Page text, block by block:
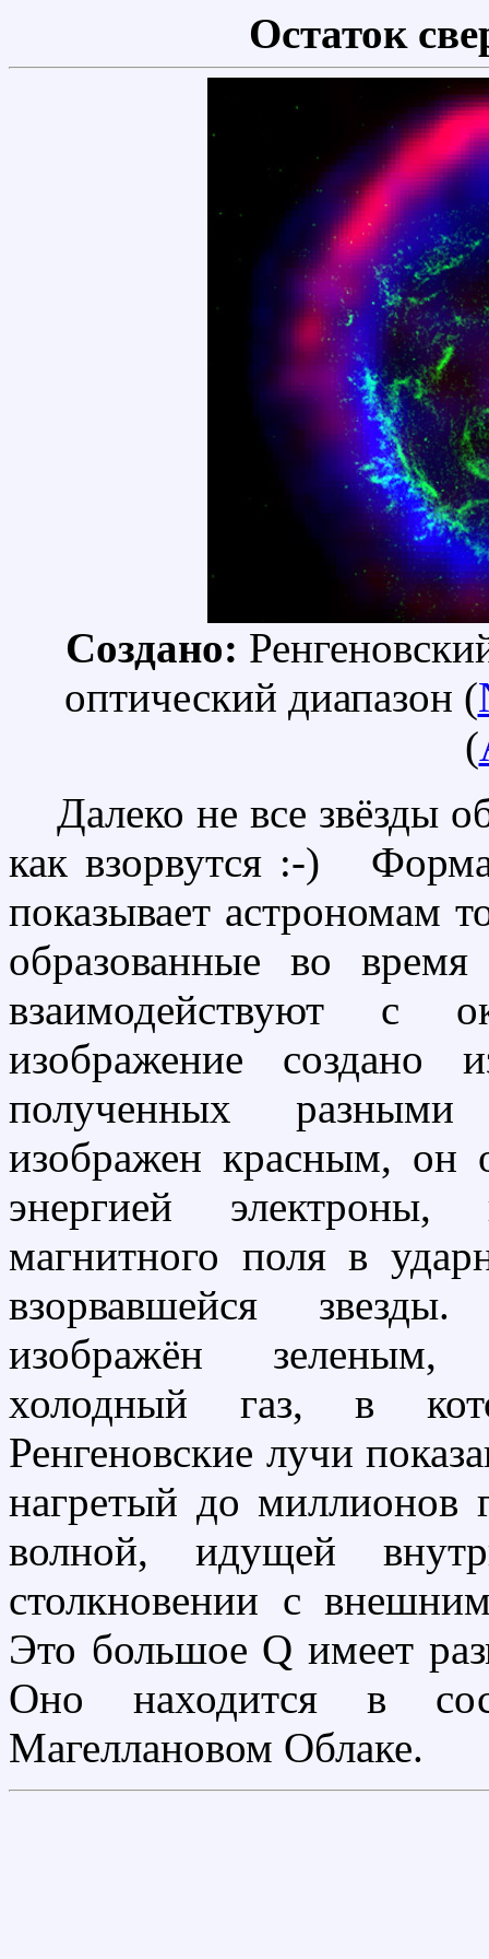
Остаток
Создано:
оптический диапазон (
(
Далеко не все звёзды
как взорвутся :-) Форма
показывает астрономам
образованные во
взаимодействуют с
изображение создано
полученных разными
изображен красным, он
энергией
магнитного поля в
взорвавшейся
изображён зеленым,
холодный газ, в
Ренгеновские лучи
нагретый до миллионов
волной, идущей
столкновении с
Это большое Q имеет
Оно находится в
Магеллановом Облаке.